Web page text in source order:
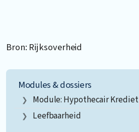
Bron: Rijksoverheid
Modules & dossiers
Module: Hypothecair Krediet
Leefbaarheid